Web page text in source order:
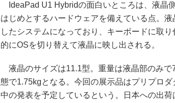
IdeaPad U1 Hybridの面白いところは、液晶
はじめとするハードウェアを備えている点。
したシステムになっており、キーボードに取
的にOSを切り替えて液晶に映し出される。
液晶のサイズは11.1型。重量は液晶部のみで
態で1.75kgとなる。今回の展示品はプリプロ
中の発表を予定しているという。日本への出